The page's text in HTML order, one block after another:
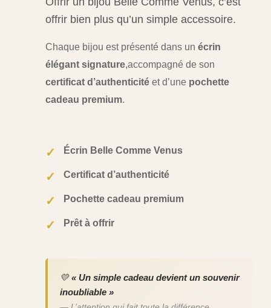
offrir bien plus qu’un simple accessoire.
Chaque bijou est présenté dans un écrin
élégant signature,accompagné de son
certificat d’authenticitéet d’une pochette
cadeau premium.
✓ Écrin Belle Comme Venus
✓ Certificat d’authenticité
✓ Pochette cadeau premium
✓ Prêt à offrir
💛« Un simple cadeau devient un souvenir
inoubliable »